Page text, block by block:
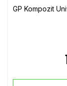
GP Kompozit